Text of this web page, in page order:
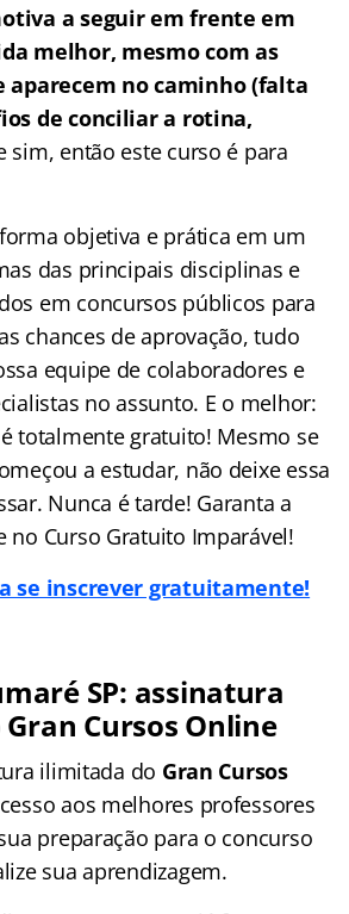
a seguir em frente em
melhor, mesmo com as
aparecem no caminho (falta
de conciliar a rotina,
sim, então este curso é para
objetiva e prática em um
das principais disciplinas e
em concursos públicos para
chances de aprovação, tudo
equipe de colaboradores e
no assunto. E o melhor:
totalmente gratuito! Mesmo se
a estudar, não deixe essa
Nunca é tarde! Garanta a
no Curso Gratuito Imparável!
se inscrever gratuitamente!
SP: assinatura
Cursos Online
ilimitada do Gran Cursos
aos melhores professores
preparação para o concurso
sua aprendizagem.